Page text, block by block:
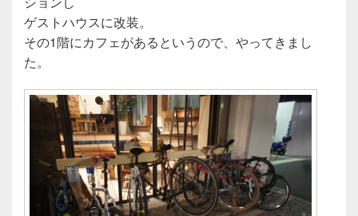
ゲストハウスに改装。
その1階にカフェがあるというので、やってきまし
た。